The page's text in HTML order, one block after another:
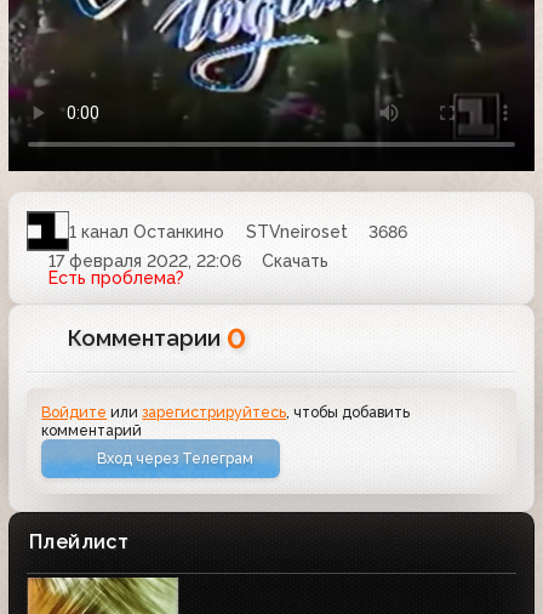
1 канал Останкино STVneiroset
3686
17 февраля 2022, 22:06
Скачать
Есть проблема?
Комментарии 0
Войдите илизарегистрируйтесь, чтобы добавить
комментарий
Вход через Телеграм
Плейлист